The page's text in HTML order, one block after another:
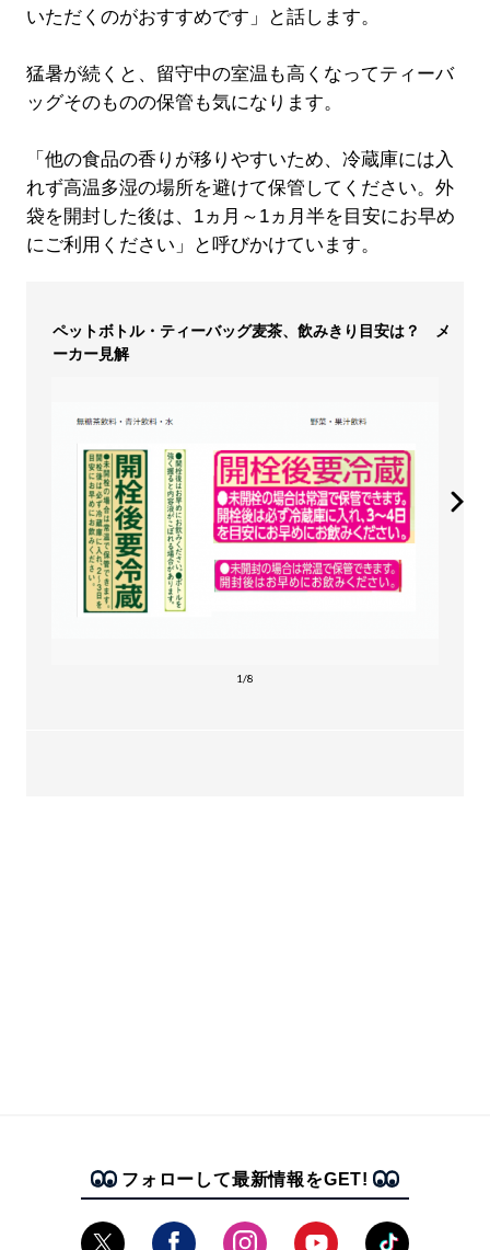
いただくのがおすすめです」と話します。
猛暑が続くと、留守中の室温も高くなってティーバ
ッグそのものの保管も気になります。
「他の食品の香りが移りやすいため、冷蔵庫には入
れず高温多湿の場所を避けて保管してください。外
袋を開封した後は、1ヵ月～1ヵ月半を目安にお早め
にご利用ください」と呼びかけています。
ペットボトル・ティーバッグ麦茶、飲みきり目安は？ メ
ーカー見解
1/8
フォローして最新情報をGET!